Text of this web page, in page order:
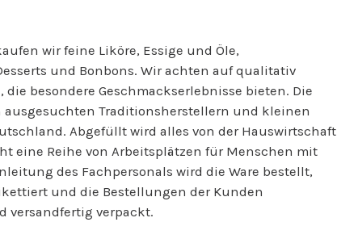
wir feine Liköre, Essige und Öle,
und Bonbons. Wir achten auf qualitativ
besondere Geschmackserlebnisse bieten. Die
ausgesuchten Traditionsherstellern und kleinen
Abgefüllt wird alles von der Hauswirtschaft
eine Reihe von Arbeitsplätzen für Menschen mit
des Fachpersonals wird die Ware bestellt,
und die Bestellungen der Kunden
versandfertig verpackt.